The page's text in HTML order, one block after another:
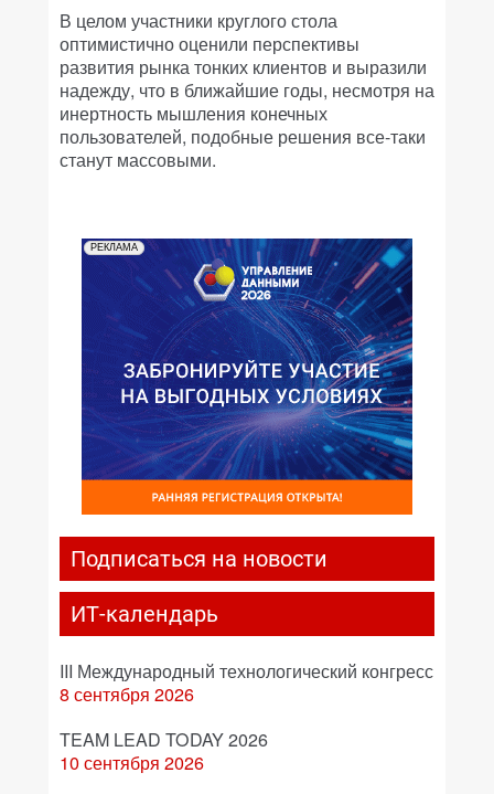
В целом участники круглого стола
оптимистично оценили перспективы
развития рынка тонких клиентов и выразили
надежду, что в ближайшие годы, несмотря на
инертность мышления конечных
пользователей, подобные решения все-таки
станут массовыми.
РЕКЛАМА
Подписаться на новости
ИТ-календарь
III Международный технологический конгресс
8 сентября 2026
TEAM LEAD TODAY 2026
10 сентября 2026